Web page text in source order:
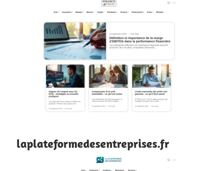
laplateformedesentreprises.fr